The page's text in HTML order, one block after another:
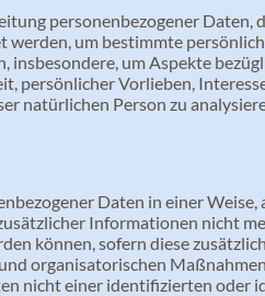
personenbezogener Daten,
um bestimmte
insbesondere, um Aspekte
persönlicher Vorlieben,
natürlichen Person zu
Daten in einer Weise,
Informationen nicht
können, sofern diese
organisatorischen
nicht einer identifizierten oder